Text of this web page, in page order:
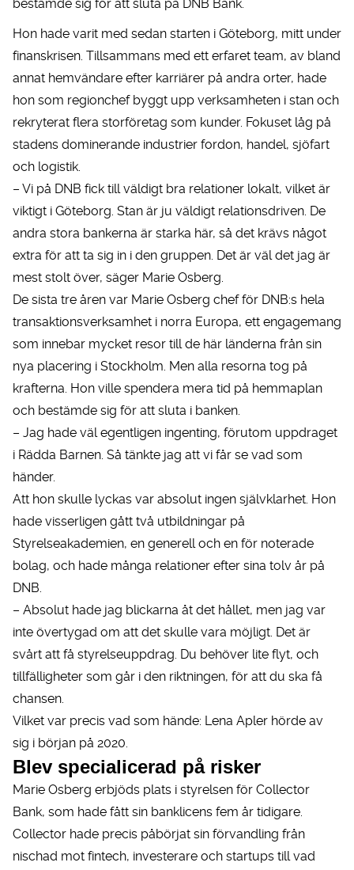
bestämde sig för att sluta på DNB Bank.
Hon hade varit med sedan starten i Göteborg, mitt under
finanskrisen. Tillsammans med ett erfaret team, av bland
annat hemvändare efter karriärer på andra orter, hade
hon som regionchef byggt upp verksamheten i stan och
rekryterat flera storföretag som kunder. Fokuset låg på
stadens dominerande industrier fordon, handel, sjöfart
och logistik.
– Vi på DNB fick till väldigt bra relationer lokalt, vilket är
viktigt i Göteborg. Stan är ju väldigt relationsdriven. De
andra stora bankerna är starka här, så det krävs något
extra för att ta sig in i den gruppen. Det är väl det jag är
mest stolt över, säger Marie Osberg.
De sista tre åren var Marie Osberg chef för DNB:s hela
transaktionsverksamhet i norra Europa, ett engagemang
som innebar mycket resor till de här länderna från sin
nya placering i Stockholm. Men alla resorna tog på
krafterna. Hon ville spendera mera tid på hemmaplan
och bestämde sig för att sluta i banken.
– Jag hade väl egentligen ingenting, förutom uppdraget
i Rädda Barnen. Så tänkte jag att vi får se vad som
händer.
Att hon skulle lyckas var absolut ingen självklarhet. Hon
hade visserligen gått två utbildningar på
Styrelseakademien, en generell och en för noterade
bolag, och hade många relationer efter sina tolv år på
DNB.
– Absolut hade jag blickarna åt det hållet, men jag var
inte övertygad om att det skulle vara möjligt. Det är
svårt att få styrelseuppdrag. Du behöver lite flyt, och
tillfälligheter som går i den riktningen, för att du ska få
chansen.
Vilket var precis vad som hände: Lena Apler hörde av
sig i början på 2020.
Blev specialicerad på risker
Marie Osberg erbjöds plats i styrelsen för Collector
Bank, som hade fått sin banklicens fem år tidigare.
Collector hade precis påbörjat sin förvandling från
nischad mot fintech, investerare och startups till vad